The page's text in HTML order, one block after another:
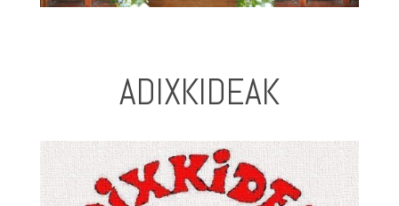
ADIXKIDEAK